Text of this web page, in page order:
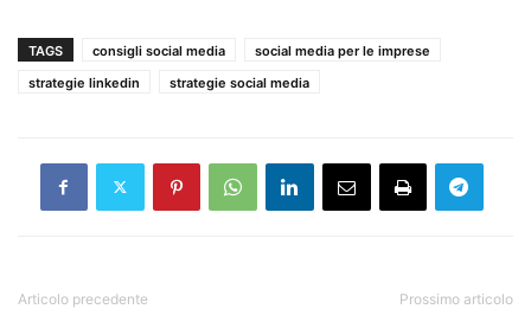
TAGS consigli social media
social media per le imprese
strategie linkedin
strategie social media
Articolo precedente Prossimo articolo